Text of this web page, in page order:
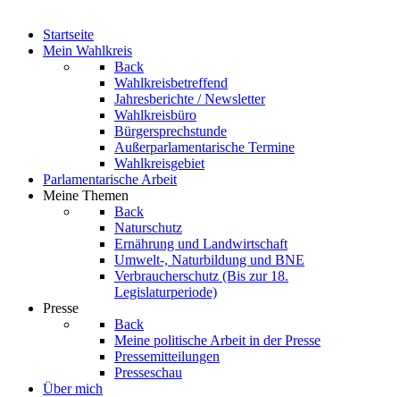
Startseite
Mein Wahlkreis
Back
Wahlkreisbetreffend
Jahresberichte / Newsletter
Wahlkreisbüro
Bürgersprechstunde
Außerparlamentarische Termine
Wahlkreisgebiet
Parlamentarische Arbeit
Meine Themen
Back
Naturschutz
Ernährung und Landwirtschaft
Umwelt-, Naturbildung und BNE
Verbraucherschutz (Bis zur 18.
Legislaturperiode)
Presse
Back
Meine politische Arbeit in der Presse
Pressemitteilungen
Presseschau
Über mich